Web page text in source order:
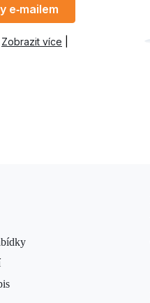
e‑mailem
Zobrazit více